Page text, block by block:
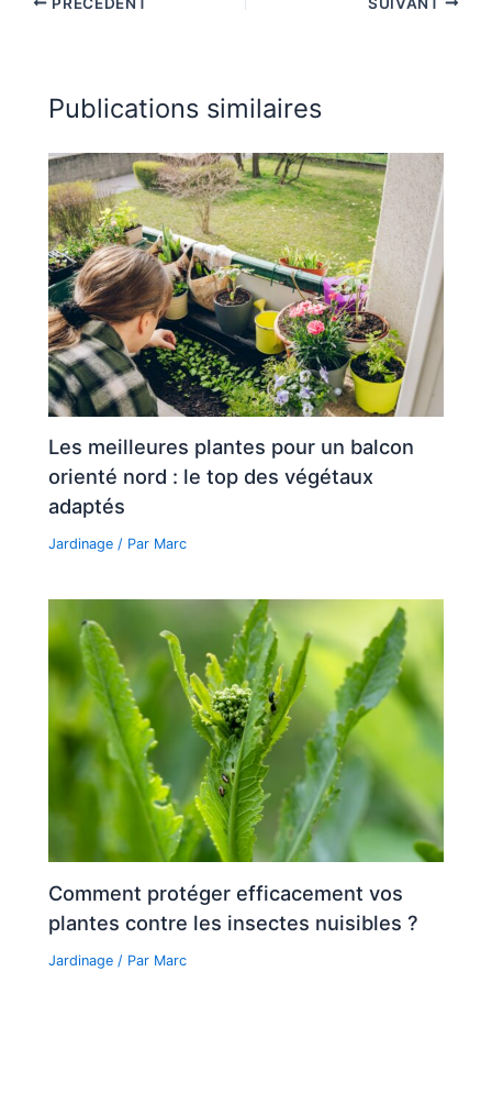
Publications similaires
Les meilleures plantes pour un balcon
orienté nord : le top des végétaux
adaptés
Jardinage / Par Marc
Comment protéger efficacement vos
plantes contre les insectes nuisibles ?
Jardinage / Par Marc